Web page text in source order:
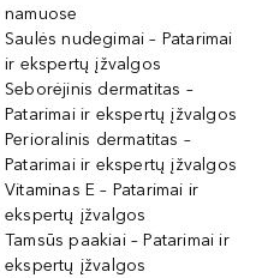
namuose
Saulės nudegimai – Patarimai
ir ekspertų įžvalgos
Seborėjinis dermatitas –
Patarimai ir ekspertų įžvalgos
Perioralinis dermatitas –
Patarimai ir ekspertų įžvalgos
Vitaminas E – Patarimai ir
ekspertų įžvalgos
Tamsūs paakiai – Patarimai ir
ekspertų įžvalgos